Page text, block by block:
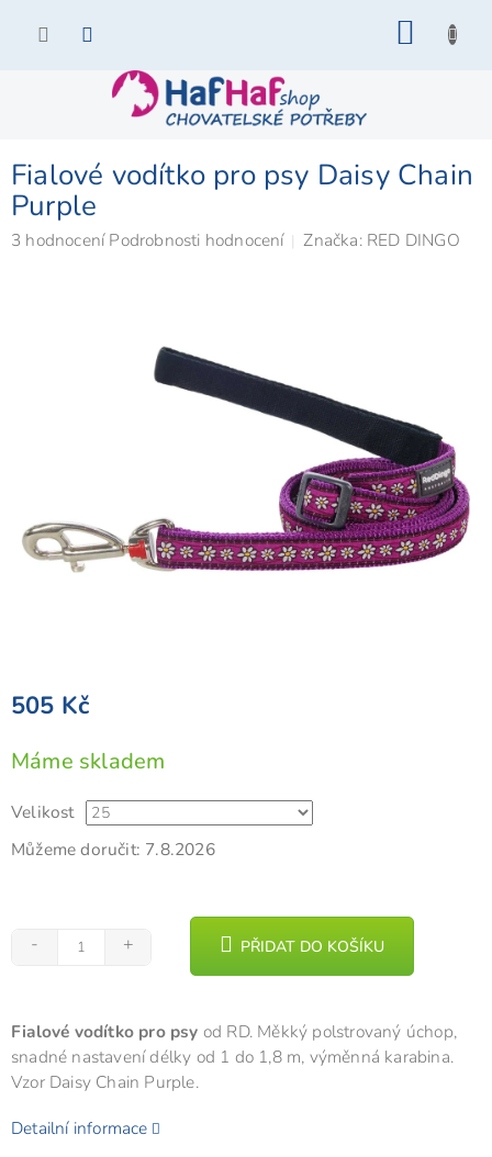
Fialové vodítko pro psy Daisy Chain
Purple
Průměrné
3 hodnocení Podrobnosti hodnocení Značka: RED DINGO
505 Kč
Měrná
cena:
Máme skladem
Velikost
Můžeme doručit: 7.8.2026
PŘIDAT DO KOŠÍKU
Fialové vodítko pro psy od RD. Měkký polstrovaný úchop,
snadné nastavení délky od 1 do 1,8 m, výměnná karabina.
Vzor Daisy Chain Purple.
Detailní informace